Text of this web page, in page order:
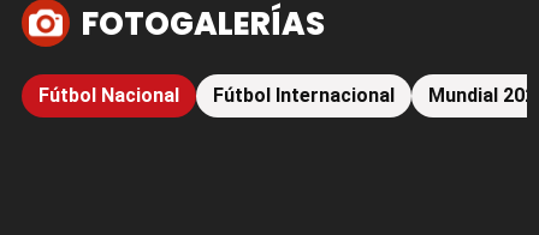
FOTOGALERÍAS
Fútbol Nacional Fútbol Internacional Mundial